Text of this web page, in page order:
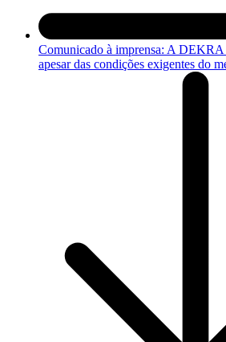
Comunicado à imprensa: A DEKRA
apesar das condições exigentes do